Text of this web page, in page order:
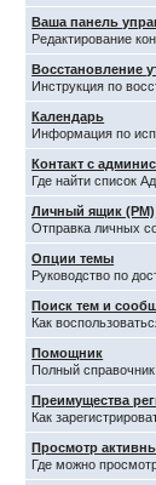
Ваша панель
Редактирование
Восстановление
Инструкция по
Календарь
Информация по
Контакт с
Где найти список
Личный ящик (PM)
Отправка личных
Опции темы
Руководство по
Поиск тем и
Как
Помощник
Полный
Преимущества
Как
Просмотр
Где можно